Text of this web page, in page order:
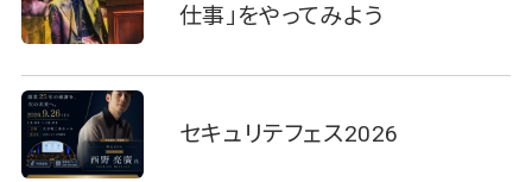
仕事」をやってみよう
セキュリテフェス2026